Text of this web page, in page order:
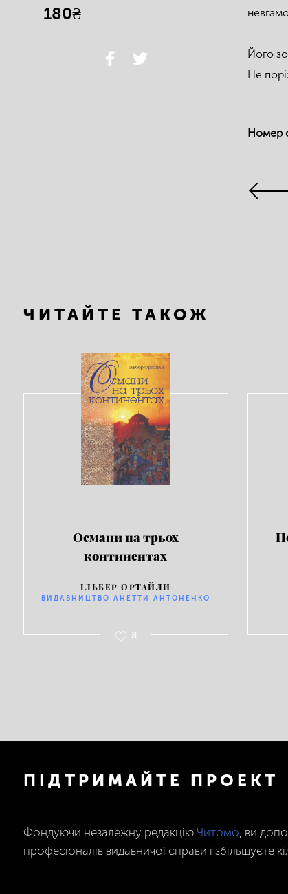
180₴
Його
Не
Номер
ЧИТАЙТЕ ТАКОЖ
Османи на трьох
континентах
ІЛЬБЕР ОРТАЙЛИ
ВИДАВНИЦТВО АНЕТТИ АНТОНЕНКО
8
ПІДТРИМАЙТЕ ПРОЕКТ
Фондуючи незалежну редакцію Читомо, ви
професіоналів видавничої справи і збільшуєте